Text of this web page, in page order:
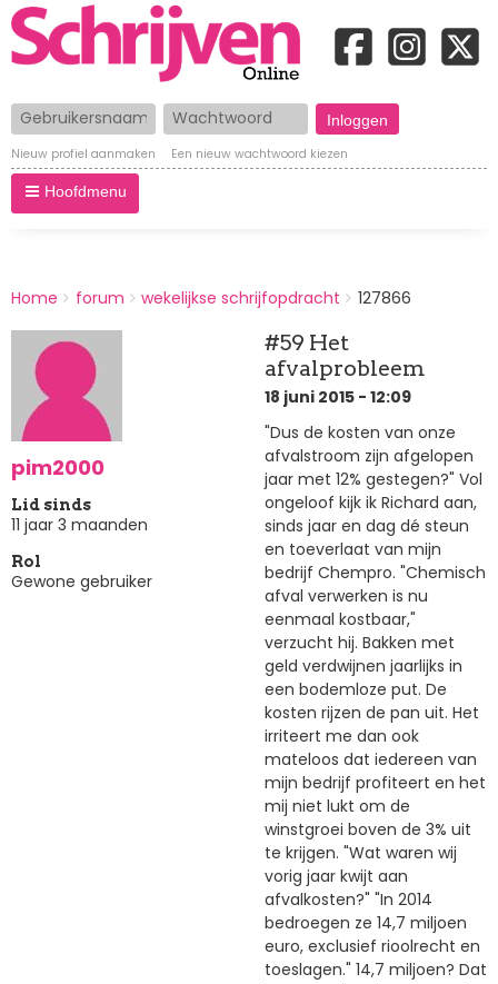
Gebruikersnaam Wachtwoord
Nieuw profiel aanmaken Een nieuw wachtwoord kiezen
Hoofdmenu
BREADCRUMBS
You
here:
Home forum wekelijkse schrijfopdracht 127866
pim2000
Lid sinds
11 jaar 3 maanden
Rol
Gewone gebruiker
#59 Het
afvalprobleem
18 juni 2015 - 12:09
"Dus de kosten van onze
afvalstroom zijn afgelopen
jaar met 12% gestegen?" Vol
ongeloof kijk ik Richard aan,
sinds jaar en dag dé steun
en toeverlaat van mijn
bedrijf Chempro. "Chemisch
afval verwerken is nu
eenmaal kostbaar,"
verzucht hij. Bakken met
geld verdwijnen jaarlijks in
een bodemloze put. De
kosten rijzen de pan uit. Het
irriteert me dan ook
mateloos dat iedereen van
mijn bedrijf profiteert en het
mij niet lukt om de
winstgroei boven de 3% uit
te krijgen. "Wat waren wij
vorig jaar kwijt aan
afvalkosten?" "In 2014
bedroegen ze 14,7 miljoen
euro, exclusief rioolrecht en
toeslagen." 14,7 miljoen? Dat